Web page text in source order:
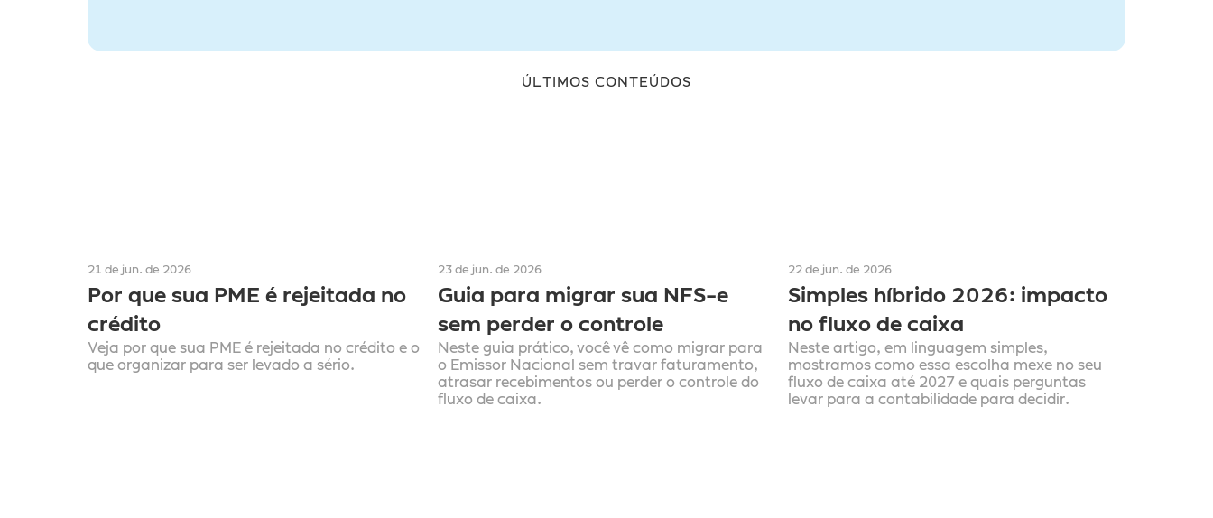
ÚLTIMOS CONTEÚDOS
21 de jun. de 2026
Por que sua PME é rejeitada no
crédito
Veja por que sua PME é rejeitada no crédito e o
que organizar para ser levado a sério.
23 de jun. de 2026
Guia para migrar sua NFS-e
sem perder o controle
Neste guia prático, você vê como migrar para
o Emissor Nacional sem travar faturamento,
atrasar recebimentos ou perder o controle do
fluxo de caixa.
22 de jun. de 2026
Simples híbrido 2026: impacto
no fluxo de caixa
Neste artigo, em linguagem simples,
mostramos como essa escolha mexe no seu
fluxo de caixa até 2027 e quais perguntas
levar para a contabilidade para decidir.